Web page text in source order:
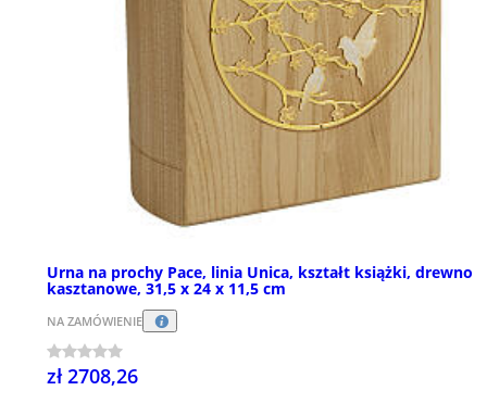
Urna na prochy Pace, linia Unica, kształt książki, drewno
kasztanowe, 31,5 x 24 x 11,5 cm
NA ZAMÓWIENIE
zł 2708,26